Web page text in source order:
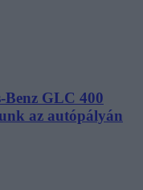
Benz GLC 400
az autópályán